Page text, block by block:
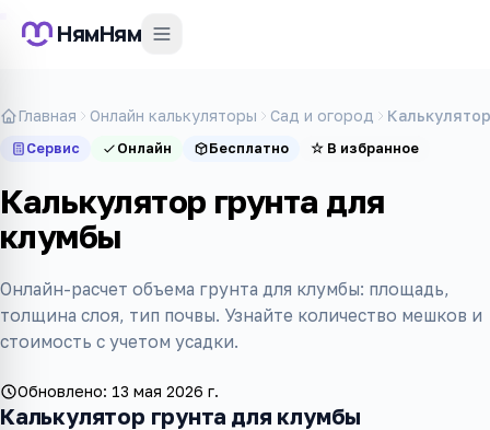
НямНям
Главная Онлайн калькуляторы Сад и огород
Сервис Онлайн Бесплатно ☆ В избранное
Калькулятор грунта для
клумбы
Онлайн-расчет объема грунта для клумбы: площадь,
толщина слоя, тип почвы. Узнайте количество мешков и
стоимость с учетом усадки.
Обновлено: 13 мая 2026 г.
Калькулятор грунта для клумбы